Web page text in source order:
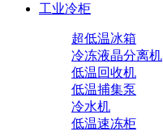
工业冷柜
超低温冰箱
冷冻液晶分离机
低温回收机
低温捕集泵
冷水机
低温速冻柜